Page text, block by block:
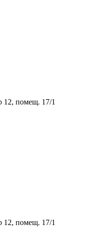
12, помещ. 17/1
12, помещ. 17/1